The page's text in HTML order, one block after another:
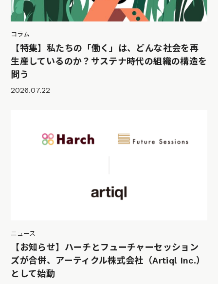
コラム
【特集】私たちの「働く」は、どんな社会を再
生産しているのか？サステナ時代の組織の構造を
問う
2026.07.22
ニュース
【お知らせ】ハーチとフューチャーセッション
ズが合併、アーティクル株式会社（Artiql Inc.）
として始動